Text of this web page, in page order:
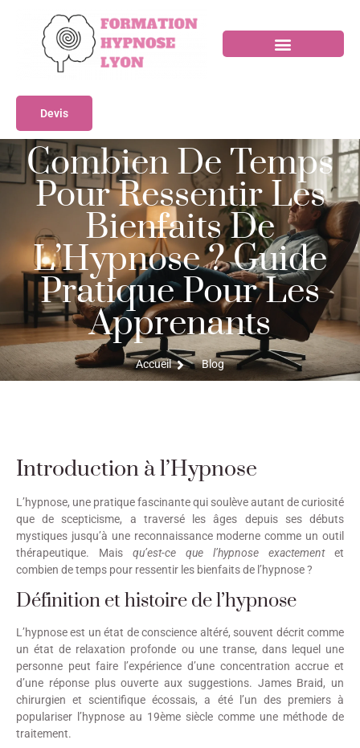
Devis
Combien De Temps
Pour Ressentir Les
Bienfaits De
L’Hypnose ? Guide
Pratique Pour Les
Apprenants
Accueil Blog
Introduction à l’Hypnose
L’hypnose, une pratique fascinante qui soulève autant de curiosité
que de scepticisme, a traversé les âges depuis ses débuts
mystiques jusqu’à une reconnaissance moderne comme un outil
thérapeutique. Mais qu’est-ce que l’hypnose exactementet
combien de temps pour ressentir les bienfaits de l’hypnose ?
Définition et histoire de l’hypnose
L’hypnose est un état de conscience altéré, souvent décrit comme
un état de relaxation profonde ou une transe, dans lequel une
personne peut faire l’expérience d’une concentration accrue et
d’une réponse plus ouverte aux suggestions. James Braid, un
chirurgien et scientifique écossais, a été l’un des premiers à
populariser l’hypnose au 19ème siècle comme une méthode de
traitement.